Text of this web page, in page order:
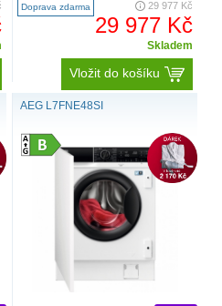
Doprava zdarma 29 977 Kč
29 977 Kč
Skladem
Vložit do košíku
AEG L7FNE48SI